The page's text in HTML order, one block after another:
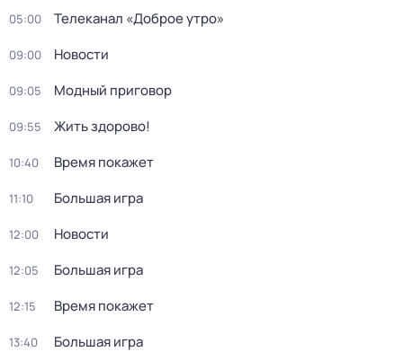
05:00 Телеканал «Доброе утро»
09:00 Новости
09:05 Модный приговор
09:55 Жить здорово!
10:40 Время покажет
11:10 Большая игра
12:00 Новости
12:05 Большая игра
12:15 Время покажет
13:40 Большая игра